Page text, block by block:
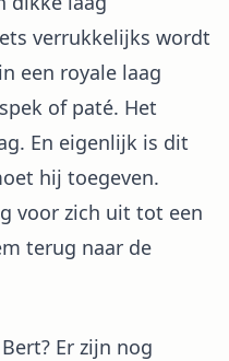
verrukkelijks wordt
een royale laag
of paté. Het
En eigenlijk is dit
hij toegeven.
voor zich uit tot een
terug naar de
Er zijn nog